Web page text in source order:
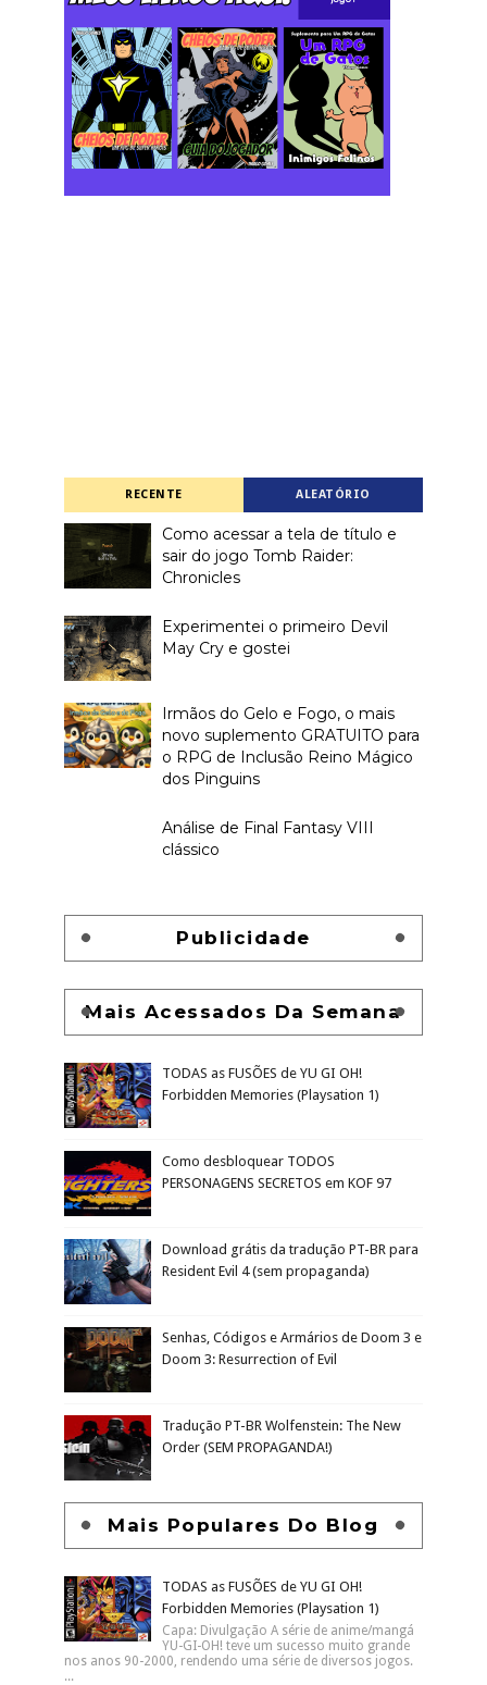
RECENTE ALEATÓRIO
Como acessar a tela de título e
sair do jogo Tomb Raider:
Chronicles
Experimentei o primeiro Devil
May Cry e gostei
Irmãos do Gelo e Fogo, o mais
novo suplemento GRATUITO para
o RPG de Inclusão Reino Mágico
dos Pinguins
Análise de Final Fantasy VIII
clássico
Publicidade
Mais Acessados Da Semana
TODAS as FUSÕES de YU GI OH!
Forbidden Memories (Playsation 1)
Como desbloquear TODOS
PERSONAGENS SECRETOS em KOF 97
Download grátis da tradução PT-BR para
Resident Evil 4 (sem propaganda)
Senhas, Códigos e Armários de Doom 3 e
Doom 3: Resurrection of Evil
Tradução PT-BR Wolfenstein: The New
Order (SEM PROPAGANDA!)
Mais Populares Do Blog
TODAS as FUSÕES de YU GI OH!
Forbidden Memories (Playsation 1)
Capa: Divulgação A série de anime/mangá
YU-GI-OH! teve um sucesso muito grande
nos anos 90-2000, rendendo uma série de diversos jogos.
...